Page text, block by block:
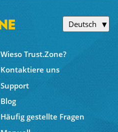
Deutsch
Wieso Trust.Zone?
Kontaktiere uns
Support
Blog
Häufig gestellte Fragen